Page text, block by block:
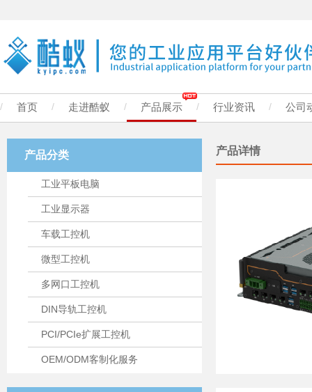
/ 首页 / 走进酷蚁 / 产品展示 / 行业资讯 / 公司
产品分类
工业平板电脑
工业显示器
车载工控机
微型工控机
多网口工控机
DIN导轨工控机
PCI/PCIe扩展工控机
OEM/ODM客制化服务
产品详情